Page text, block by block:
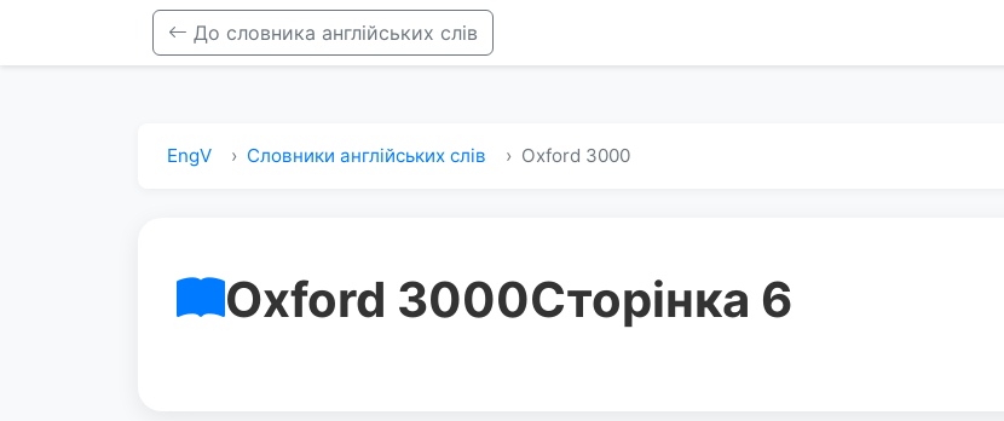
До словника англійських слів
EngV Словники англійських слів Oxford 3000
Oxford 3000Сторінка 6